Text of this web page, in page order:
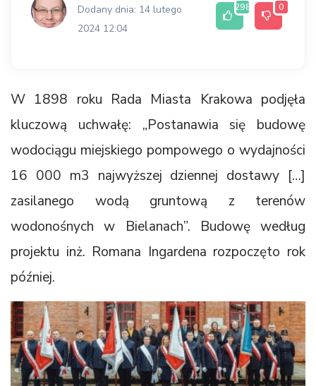
Dodany dnia: 14 lutego
2024 12:04
298 0
W 1898 roku Rada Miasta Krakowa podjęła
kluczową uchwałę: „Postanawia się budowę
wodociągu miejskiego pompowego o wydajności
16 000 m3 najwyższej dziennej dostawy […]
zasilanego wodą gruntową z terenów
wodonośnych w Bielanach”. Budowę według
projektu inż. Romana Ingardena rozpoczęto rok
później.